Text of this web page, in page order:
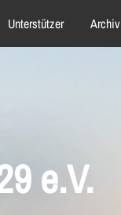
Unterstützer Archiv
e.V.